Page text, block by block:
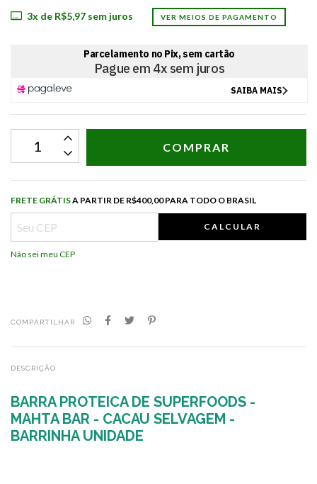
3x de R$5,97sem juros VER MEIOS DE PAGAMENTO
Frete grátis R$400,00 para todo o Brasil
FRETE GRÁTISA PARTIR DE R$400,00 PARA TODO O BRASIL
CALCULAR
Não sei meu CEP
COMPARTILHAR
DESCRIÇÃO
BARRA PROTEICA DE SUPERFOODS -
MAHTA BAR - CACAU SELVAGEM -
BARRINHA UNIDADE